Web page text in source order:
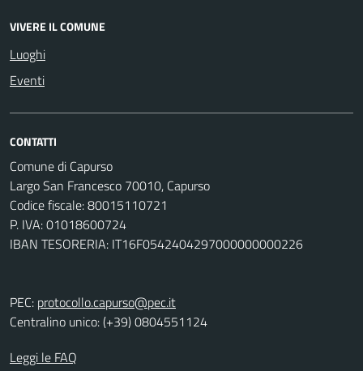
VIVERE IL COMUNE
Luoghi
Eventi
CONTATTI
Comune di Capurso
Largo San Francesco 70010, Capurso
Codice fiscale: 80015110721
P. IVA: 01018600724
IBAN TESORERIA: IT16F0542404297000000000226
PEC: protocollo.capurso@pec.it
Centralino unico: (+39) 0804551124
Leggi le FAQ